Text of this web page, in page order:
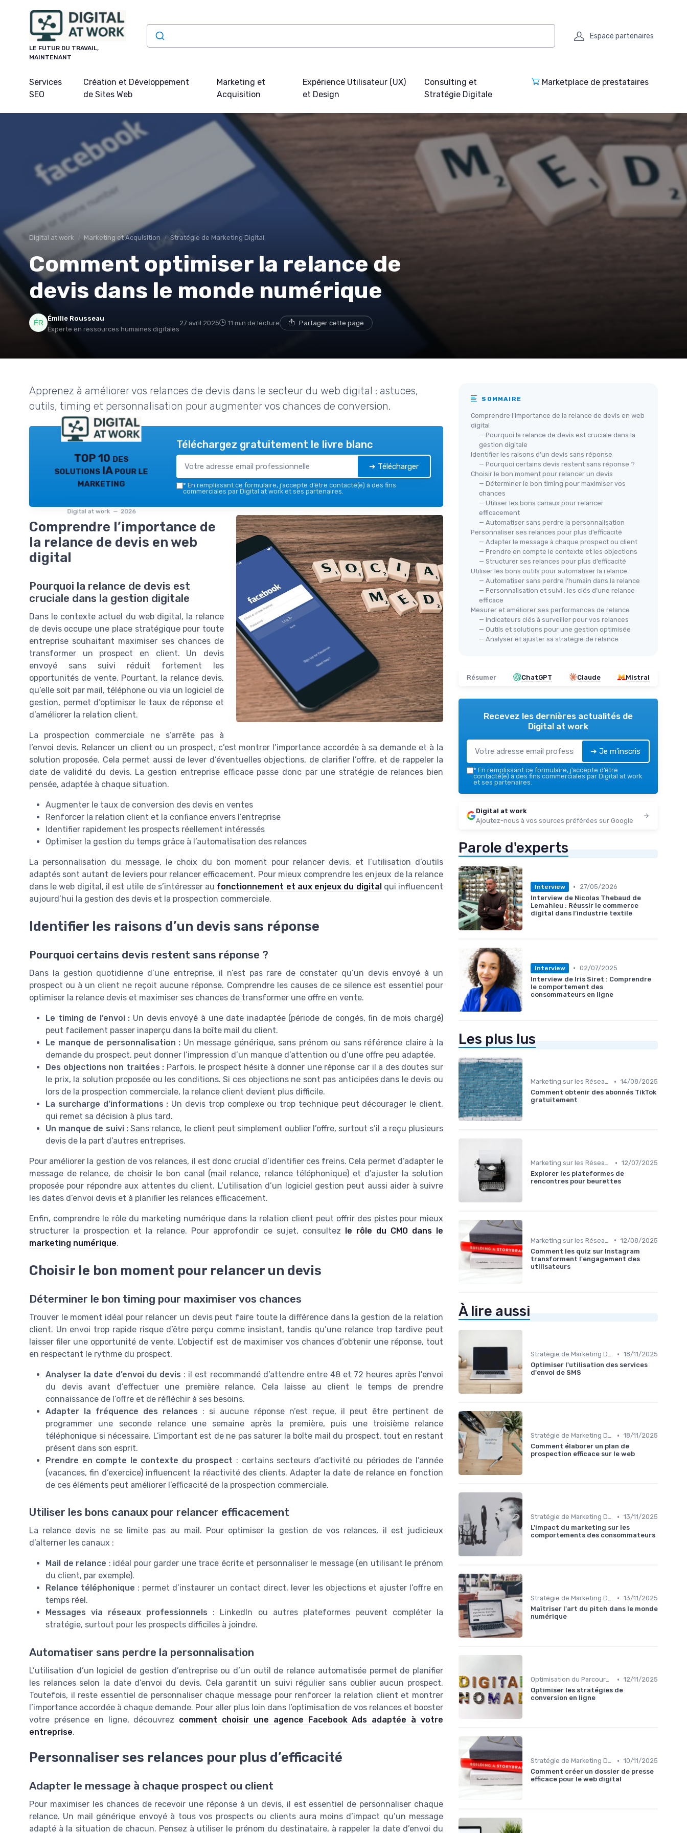
LE FUTUR DU TRAVAIL,
MAINTENANT
Espace partenaires
Services
SEO
Création et Développement
de Sites Web
Marketing et
Acquisition
Expérience Utilisateur (UX)
et Design
Consulting et
Stratégie Digitale
Marketplace de prestataires
Digital at work Marketing et Acquisition Stratégie de Marketing Digital
Comment optimiser la relance de
devis dans le monde numérique
Émilie Rousseau
Experte en ressources humaines digitales
27 avril 2025 11 min de lecture Partager cette page
Apprenez à améliorer vos relances de devis dans le secteur du web digital : astuces,
outils, timing et personnalisation pour augmenter vos chances de conversion.
TOP 10 des
solutions IA pour le
marketing
Digital at work — 2026
Téléchargez gratuitement le livre blanc
➔ Télécharger
* En remplissant ce formulaire, j’accepte d’être contacté(e) à des fins
commerciales par Digital at work et ses partenaires.
Comprendre l’importance de
la relance de devis en web
digital
Pourquoi la relance de devis est
cruciale dans la gestion digitale
Dans le contexte actuel du web digital, la relance
de devis occupe une place stratégique pour toute
entreprise souhaitant maximiser ses chances de
transformer un prospect en client. Un devis
envoyé sans suivi réduit fortement les
opportunités de vente. Pourtant, la relance devis,
qu’elle soit par mail, téléphone ou via un logiciel de
gestion, permet d’optimiser le taux de réponse et
d’améliorer la relation client.
La prospection commerciale ne s’arrête pas à
l’envoi devis. Relancer un client ou un prospect, c’est montrer l’importance accordée à sa demande et à la
solution proposée. Cela permet aussi de lever d’éventuelles objections, de clarifier l’offre, et de rappeler la
date de validité du devis. La gestion entreprise efficace passe donc par une stratégie de relances bien
pensée, adaptée à chaque situation.
Augmenter le taux de conversion des devis en ventes
Renforcer la relation client et la confiance envers l’entreprise
Identifier rapidement les prospects réellement intéressés
Optimiser la gestion du temps grâce à l’automatisation des relances
La personnalisation du message, le choix du bon moment pour relancer devis, et l’utilisation d’outils
adaptés sont autant de leviers pour relancer efficacement. Pour mieux comprendre les enjeux de la relance
dans le web digital, il est utile de s’intéresser au fonctionnement et aux enjeux du digitalqui influencent
aujourd’hui la gestion des devis et la prospection commerciale.
Identifier les raisons d’un devis sans réponse
Pourquoi certains devis restent sans réponse ?
Dans la gestion quotidienne d’une entreprise, il n’est pas rare de constater qu’un devis envoyé à un
prospect ou à un client ne reçoit aucune réponse. Comprendre les causes de ce silence est essentiel pour
optimiser la relance devis et maximiser ses chances de transformer une offre en vente.
Le timing de l’envoi : Un devis envoyé à une date inadaptée (période de congés, fin de mois chargé)
peut facilement passer inaperçu dans la boîte mail du client.
Le manque de personnalisation : Un message générique, sans prénom ou sans référence claire à la
demande du prospect, peut donner l’impression d’un manque d’attention ou d’une offre peu adaptée.
Des objections non traitées : Parfois, le prospect hésite à donner une réponse car il a des doutes sur
le prix, la solution proposée ou les conditions. Si ces objections ne sont pas anticipées dans le devis ou
lors de la prospection commerciale, la relance client devient plus difficile.
La surcharge d’informations : Un devis trop complexe ou trop technique peut décourager le client,
qui remet sa décision à plus tard.
Un manque de suivi :Sans relance, le client peut simplement oublier l’offre, surtout s’il a reçu plusieurs
devis de la part d’autres entreprises.
Pour améliorer la gestion de vos relances, il est donc crucial d’identifier ces freins. Cela permet d’adapter le
message de relance, de choisir le bon canal (mail relance, relance téléphonique) et d’ajuster la solution
proposée pour répondre aux attentes du client. L’utilisation d’un logiciel gestion peut aussi aider à suivre
les dates d’envoi devis et à planifier les relances efficacement.
Enfin, comprendre le rôle du marketing numérique dans la relation client peut offrir des pistes pour mieux
structurer la prospection et la relance. Pour approfondir ce sujet, consultez le rôle du CMO dans le
marketing numérique.
Choisir le bon moment pour relancer un devis
Déterminer le bon timing pour maximiser vos chances
Trouver le moment idéal pour relancer un devis peut faire toute la différence dans la gestion de la relation
client. Un envoi trop rapide risque d’être perçu comme insistant, tandis qu’une relance trop tardive peut
laisser filer une opportunité de vente. L’objectif est de maximiser vos chances d’obtenir une réponse, tout
en respectant le rythme du prospect.
Analyser la date d’envoi du devis : il est recommandé d’attendre entre 48 et 72 heures après l’envoi
du devis avant d’effectuer une première relance. Cela laisse au client le temps de prendre
connaissance de l’offre et de réfléchir à ses besoins.
Adapter la fréquence des relances : si aucune réponse n’est reçue, il peut être pertinent de
programmer une seconde relance une semaine après la première, puis une troisième relance
téléphonique si nécessaire. L’important est de ne pas saturer la boîte mail du prospect, tout en restant
présent dans son esprit.
Prendre en compte le contexte du prospect : certains secteurs d’activité ou périodes de l’année
(vacances, fin d’exercice) influencent la réactivité des clients. Adapter la date de relance en fonction
de ces éléments peut améliorer l’efficacité de la prospection commerciale.
Utiliser les bons canaux pour relancer efficacement
La relance devis ne se limite pas au mail. Pour optimiser la gestion de vos relances, il est judicieux
d’alterner les canaux :
Mail de relance : idéal pour garder une trace écrite et personnaliser le message (en utilisant le prénom
du client, par exemple).
Relance téléphonique : permet d’instaurer un contact direct, lever les objections et ajuster l’offre en
temps réel.
Messages via réseaux professionnels : LinkedIn ou autres plateformes peuvent compléter la
stratégie, surtout pour les prospects difficiles à joindre.
Automatiser sans perdre la personnalisation
L’utilisation d’un logiciel de gestion d’entreprise ou d’un outil de relance automatisée permet de planifier
les relances selon la date d’envoi du devis. Cela garantit un suivi régulier sans oublier aucun prospect.
Toutefois, il reste essentiel de personnaliser chaque message pour renforcer la relation client et montrer
l’importance accordée à chaque demande. Pour aller plus loin dans l’optimisation de vos relances et booster
votre présence en ligne, découvrez comment choisir une agence Facebook Ads adaptée à votre
entreprise.
Personnaliser ses relances pour plus d’efficacité
Adapter le message à chaque prospect ou client
Pour maximiser les chances de recevoir une réponse à un devis, il est essentiel de personnaliser chaque
relance. Un mail générique envoyé à tous vos prospects ou clients aura moins d’impact qu’un message
adapté à la situation de chacun. Pensez à utiliser le prénom du destinataire, à rappeler la date d’envoi du
SOMMAIRE
Comprendre l’importance de la relance de devis en web
digital
— Pourquoi la relance de devis est cruciale dans la
gestion digitale
Identifier les raisons d’un devis sans réponse
— Pourquoi certains devis restent sans réponse ?
Choisir le bon moment pour relancer un devis
— Déterminer le bon timing pour maximiser vos
chances
— Utiliser les bons canaux pour relancer
efficacement
— Automatiser sans perdre la personnalisation
Personnaliser ses relances pour plus d’efficacité
— Adapter le message à chaque prospect ou client
— Prendre en compte le contexte et les objections
— Structurer ses relances pour plus d’efficacité
Utiliser les bons outils pour automatiser la relance
— Automatiser sans perdre l’humain dans la relance
— Personnalisation et suivi : les clés d’une relance
efficace
Mesurer et améliorer ses performances de relance
— Indicateurs clés à surveiller pour vos relances
— Outils et solutions pour une gestion optimisée
— Analyser et ajuster sa stratégie de relance
Résumer ChatGPT Claude Mistral
Recevez les dernières actualités de
Digital at work
➔ Je m'inscris
* En remplissant ce formulaire, j’accepte d’être
contacté(e) à des fins commerciales par Digital at work
et ses partenaires.
Digital at work
Ajoutez-nous à vos sources préférées sur Google
Parole d'experts
Interview •
27/05/2026
Interview de Nicolas Thebaud de
Lemahieu : Réussir le commerce
digital dans l’industrie textile
Interview • 02/07/2025
Interview de Iris Siret : Comprendre
le comportement des
consommateurs en ligne
Les plus lus
Marketing sur les Réseaux Sociaux • 14/08/2025
Comment obtenir des abonnés TikTok
gratuitement
Marketing sur les Réseaux Sociaux • 12/07/2025
Explorer les plateformes de
rencontres pour beurettes
• 12/08/2025
Comment les quiz sur Instagram
transforment l'engagement des
utilisateurs
À lire aussi
Stratégie de Marketing Digital • 18/11/2025
Optimiser l'utilisation des services
d'envoi de SMS
Stratégie de Marketing Digital • 18/11/2025
Comment élaborer un plan de
prospection efficace sur le web
Stratégie de Marketing Digital • 13/11/2025
L'impact du marketing sur les
comportements des consommateurs
Stratégie de Marketing Digital • 13/11/2025
Maîtriser l'art du pitch dans le monde
numérique
Optimisation du Parcours Client • 12/11/2025
Optimiser les stratégies de
conversion en ligne
Stratégie de Marketing Digital • 10/11/2025
Comment créer un dossier de presse
efficace pour le web digital